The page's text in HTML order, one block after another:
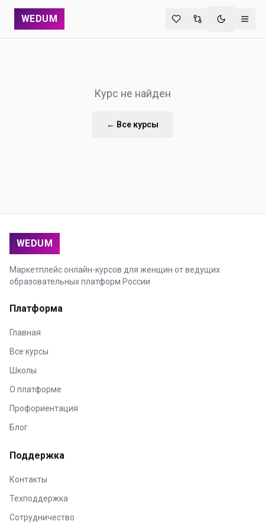
WEDUM
Курс не найден
← Все курсы
WEDUM
Маркетплейс онлайн-курсов для женщин от ведущих
образовательных платформ России
Платформа
Главная
Все курсы
Школы
О платформе
Профориентация
Блог
Поддержка
Контакты
Техподдержка
Сотрудничество